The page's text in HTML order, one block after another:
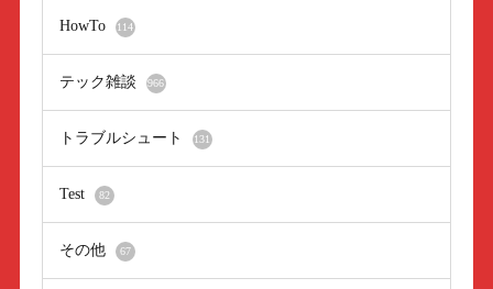
HowTo 114
テック雑談 966
トラブルシュート 131
Test 82
その他 67